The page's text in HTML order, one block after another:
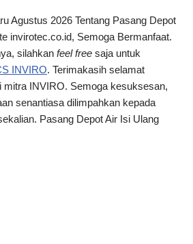
Agustus 2026 Tentang Pasang Depot
invirotec.co.id, Semoga Bermanfaat.
silahkan feel free saja untuk
INVIRO. Terimakasih selamat
mitra INVIRO. Semoga kesuksesan,
senantiasa dilimpahkan kepada
Pasang Depot Air Isi Ulang